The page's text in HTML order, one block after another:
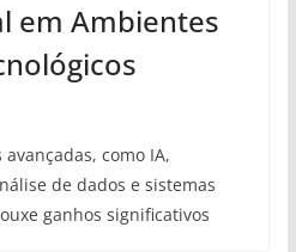
em Ambientes
como IA,
de dados e sistemas
ganhos significativos